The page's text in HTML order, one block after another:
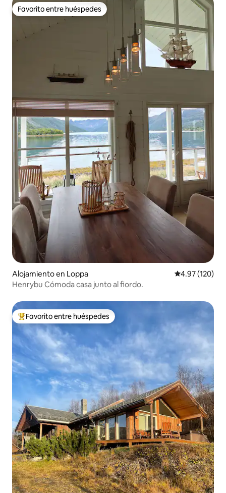
Favorito entre huéspedes
Favorito entre huéspedes
Alojamiento en Loppa Calificación
4.97 (120)
Henrybu Cómoda casa junto al fiordo.
Favorito entre huéspedes preferido
Favorito entre huéspedes